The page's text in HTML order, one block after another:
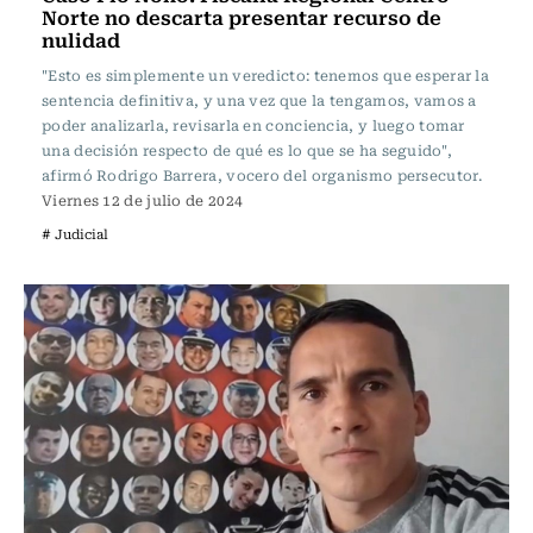
Norte no descarta presentar recurso de
nulidad
"Esto es simplemente un veredicto: tenemos que esperar la
sentencia definitiva, y una vez que la tengamos, vamos a
poder analizarla, revisarla en conciencia, y luego tomar
una decisión respecto de qué es lo que se ha seguido",
afirmó Rodrigo Barrera, vocero del organismo persecutor.
Viernes 12 de julio de 2024
# Judicial